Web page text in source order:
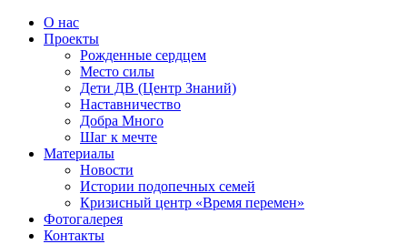
О нас
Проекты
Рожденные сердцем
Место силы
Дети ДВ (Центр Знаний)
Наставничество
Добра Много
Шаг к мечте
Материалы
Новости
Истории подопечных семей
Кризисный центр «Время перемен»
Фотогалерея
Контакты